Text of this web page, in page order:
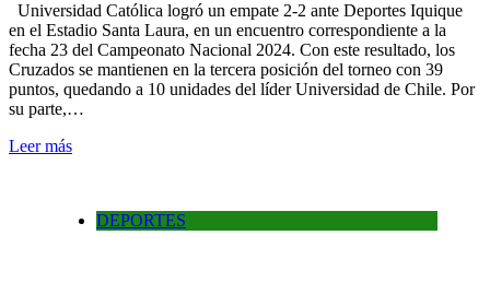
Universidad Católica logró un empate 2-2 ante Deportes Iquique
en el Estadio Santa Laura, en un encuentro correspondiente a la
fecha 23 del Campeonato Nacional 2024. Con este resultado, los
Cruzados se mantienen en la tercera posición del torneo con 39
puntos, quedando a 10 unidades del líder Universidad de Chile. Por
su parte,…
Leer más
DEPORTES